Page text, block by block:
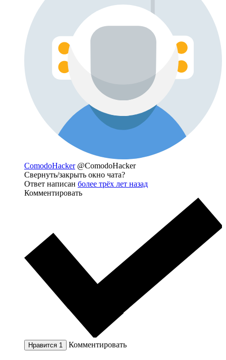
ComodoHacker @ComodoHacker
Свернуть/закрыть окно чата?
Ответ написан более трёх лет назад
Комментировать
Нравится 1 Комментировать